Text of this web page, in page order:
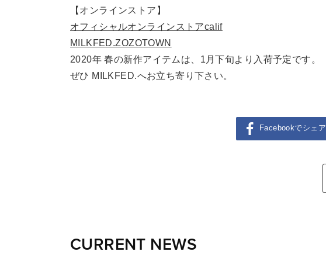
【オンラインストア】
オフィシャルオンラインストアcalif
MILKFED.ZOZOTOWN
2020年 春の新作アイテムは、1月下旬より入荷予定です。
ぜひ MILKFED.へお立ち寄り下さい。
Facebookでシェア
CURRENT NEWS